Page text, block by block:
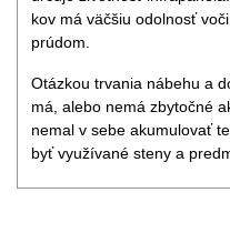
kov má väčšiu odolnosť
prúdom.
Otázkou trvania nábehu a
má, alebo nemá zbytočné
nemal v sebe akumulovať
byť využívané steny a